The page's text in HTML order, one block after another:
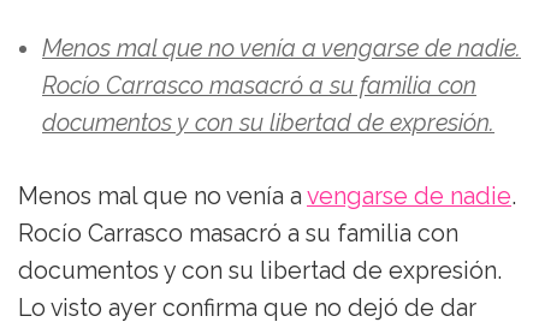
Menos mal que no venía a vengarse de nadie.
Rocío Carrasco masacró a su familia con
documentos y con su libertad de expresión.
Menos mal que no venía a vengarse de nadie.
Rocío Carrasco masacró a su familia con
documentos y con su libertad de expresión.
Lo visto ayer confirma que no dejó de dar